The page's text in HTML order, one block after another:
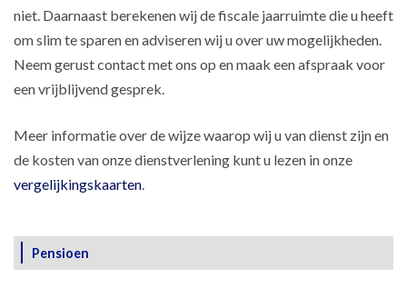
niet. Daarnaast berekenen wij de fiscale jaarruimte die u heeft
om slim te sparen en adviseren wij u over uw mogelijkheden.
Neem gerust contact met ons op en maak een afspraak voor
een vrijblijvend gesprek.
Meer informatie over de wijze waarop wij u van dienst zijn en
de kosten van onze dienstverlening kunt u lezen in onze
vergelijkingskaarten
Pensioen